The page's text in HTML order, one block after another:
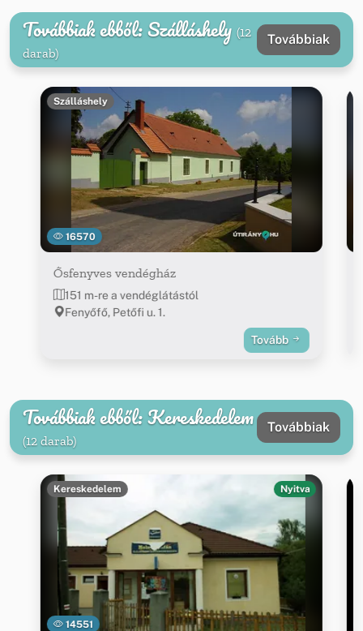
Továbbiak ebből: Szálláshely (12
darab)
Továbbiak
16570
Szálláshely
Ősfenyves vendégház
151 m-re a vendéglátástól
Fenyőfő, Petőfi u. 1.
Tovább
Továbbiak ebből: Kereskedelem
(12 darab)
Továbbiak
14551
Kereskedelem Nyitva